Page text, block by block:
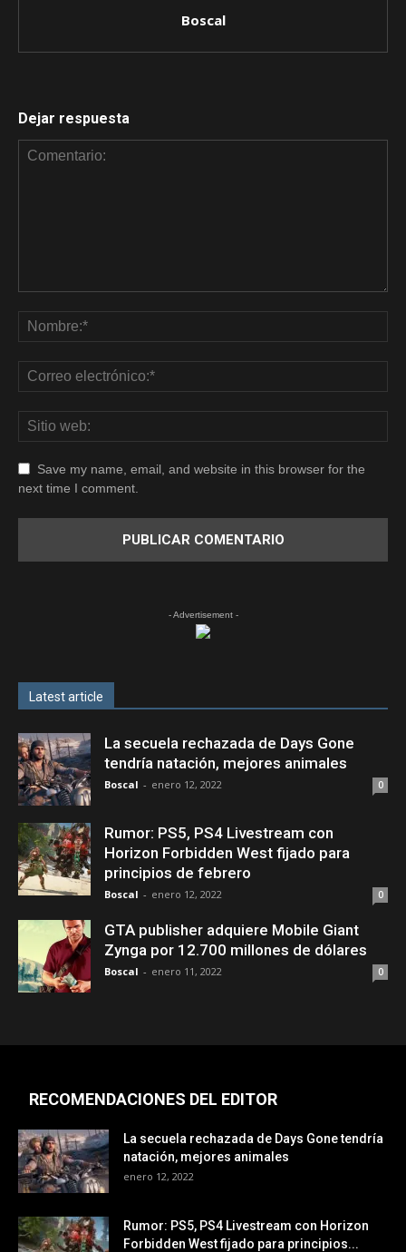
Boscal
Dejar respuesta
Save my name, email, and website in this browser for the
next time I comment.
- Advertisement -
Latest article
La secuela rechazada de Days Gone
tendría natación, mejores animales
Boscal - enero 12, 2022 0
Rumor: PS5, PS4 Livestream con
Horizon Forbidden West fijado para
principios de febrero
Boscal - enero 12, 2022 0
GTA publisher adquiere Mobile Giant
Zynga por 12.700 millones de dólares
Boscal - enero 11, 2022 0
RECOMENDACIONES DEL EDITOR
La secuela rechazada de Days Gone tendría
natación, mejores animales
enero 12, 2022
Rumor: PS5, PS4 Livestream con Horizon
Forbidden West fijado para principios...